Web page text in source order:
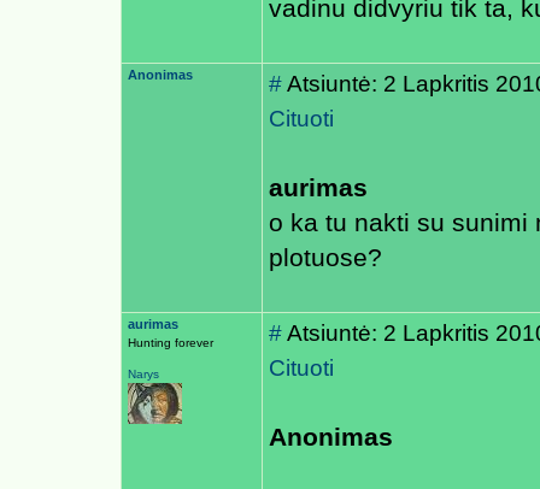
vadinu didvyriu tik ta,
Anonimas #Atsiuntė: 2 Lapkritis
Cituoti
aurimas
o ka tu nakti su sunimi
plotuose?
aurimas
Hunting forever
Narys
#Atsiuntė: 2 Lapkritis
Cituoti
Anonimas